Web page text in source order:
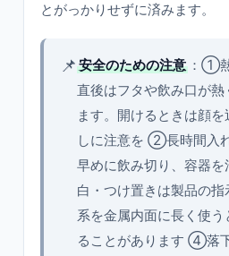
とがっかりせずに済みます。
📌 安全のための注意 ：①
直後はフタや飲み口が熱
ます。開けるときは顔
しに注意を ②長時間入
早めに飲み切り、容器
白・つけ置きは製品の
系を金属内面に長く使
ることがあります ④落